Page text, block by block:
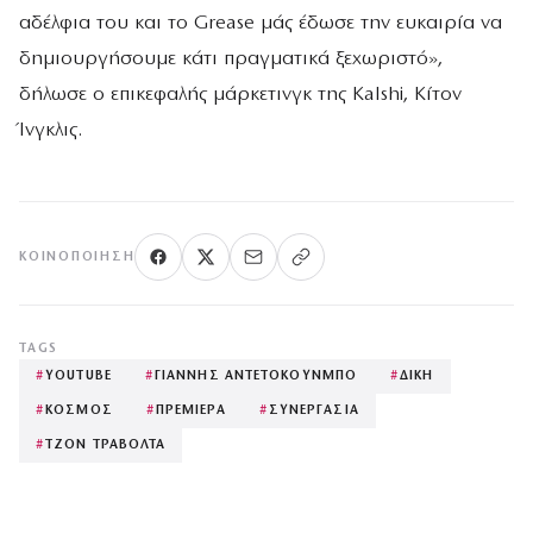
αδέλφια του και το Grease μάς έδωσε την ευκαιρία να
δημιουργήσουμε κάτι πραγματικά ξεχωριστό»,
δήλωσε ο επικεφαλής μάρκετινγκ της Kalshi, Κίτον
Ίνγκλις.
ΚΟΙΝΟΠΟΊΗΣΗ
TAGS
# YOUTUBE #ΓΙΑΝΝΗΣ ΑΝΤΕΤΟΚΟΥΝΜΠΟ #ΔΙΚΗ
#ΚΟΣΜΟΣ #ΠΡΕΜΙΕΡΑ # ΣΥΝΕΡΓΑΣΙΑ
# ΤΖΟΝ ΤΡΑΒΟΛΤΑ